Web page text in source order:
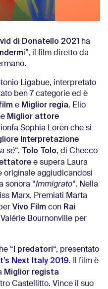
di Donatello 2021 ha
i”, il film diretto da
Ligabue, interpretato
ben 7 categorie ed è
e Miglior regia. Elio
Miglior attore
Sophia Loren che si
Interpretazione
sé“. Tolo Tolo, di Checco
e supera Laura
originale aggiudicandosi
sonora “Immigrato“. Nella
Marx. Premiati Marta
Vivo Film con Rai
Bournonville per
“I predatori“, presentato
Next Italy 2019. Il film è
Miglior regista
Castellitto. Vince il suo